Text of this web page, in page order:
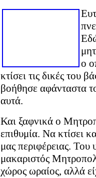
ο
κτίσει τις δικές του
βοήθησε αφάνταστα
αυτά.
Και ξαφνικά ο
επιθυμία. Να κτίσει
μας περιφέρειας. Του
μακαριστός
χώρος ωραίος, αλλά